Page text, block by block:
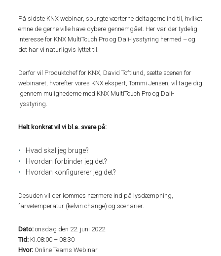
På sidste KNX webinar, spurgte værterne deltagerne ind til, hvilket
emne de gerne ville have dybere gennemgået. Her var der tydelig
interesse for KNX MultiTouch Pro og Dali-lysstyring hermed – og
det har vi naturligvis lyttet til.
Derfor vil Produktchef for KNX, David Toftlund, sætte scenen for
webinaret, hvorefter vores KNX ekspert, Tommi Jensen, vil tage dig
igennem mulighederne med KNX MultiTouch Pro og Dali-
lysstyring.
Helt konkret vil vi bl.a. svare på:
Hvad skal jeg bruge?
Hvordan forbinder jeg det?
Hvordan konfigurerer jeg det?
Desuden vil der kommes nærmere ind på lysdæmpning,
farvetemperatur (kelvin change) og scenarier.
Dato:onsdag den 22. juni 2022
Tid: Kl.08:00 – 08:30
Hvor: Online Teams Webinar